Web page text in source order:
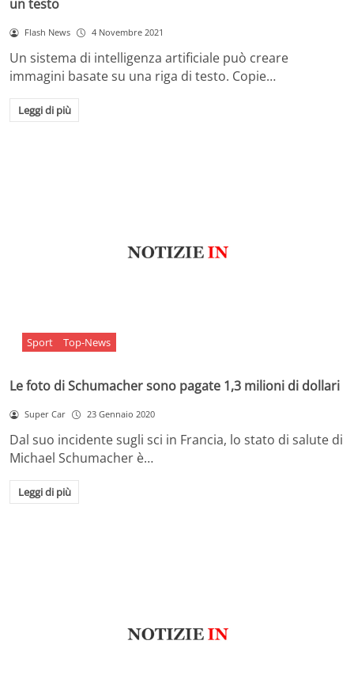
un testo
Flash News 4 Novembre 2021
Un sistema di intelligenza artificiale può creare
immagini basate su una riga di testo. Copie…
Leggi di più
Sport Top-News
Le foto di Schumacher sono pagate 1,3 milioni di dollari
Super Car 23 Gennaio 2020
Dal suo incidente sugli sci in Francia, lo stato di salute di
Michael Schumacher è…
Leggi di più